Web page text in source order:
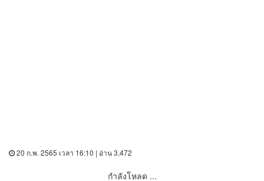
20 ก.พ. 2565 เวลา 16:10 | อ่าน 3,472
กำลังโหลด ...